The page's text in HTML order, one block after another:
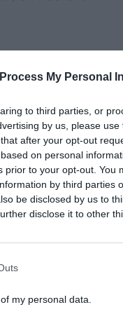
My Personal
to third parties, or
by us, please
after your opt-out
on personal
prior to your opt-out. You
by third parties
be disclosed by us to
disclose it to other
my personal data.
de euros hasta
de las ventas,
el 15,7%, mientras
(27.778